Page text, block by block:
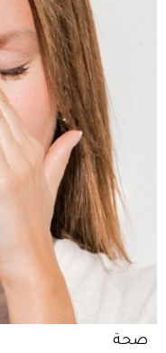
صحة